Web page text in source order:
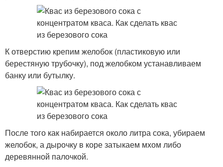
К отверстию крепим желобок (пластиковую или
берестяную трубочку), под желобком устанавливаем
банку или бутылку.
После того как набирается около литра сока, убираем
желобок, а дырочку в коре затыкаем мхом либо
деревянной палочкой.